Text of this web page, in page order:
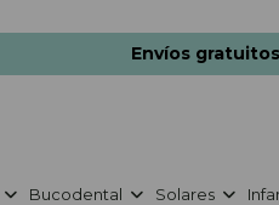
Envíos
Bucodental Solares